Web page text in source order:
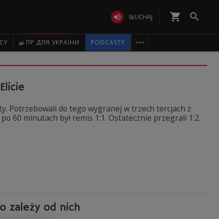
 SŁUCHAJ shopping_cart 
ПР ДЛЯ УКРАЇНИ PODCASTY 
Potrzebowali do tego wygranej w trzech tercjach z
60 minutach był remis 1:1. Ostatecznie przegrali 1:2.
zależy od nich